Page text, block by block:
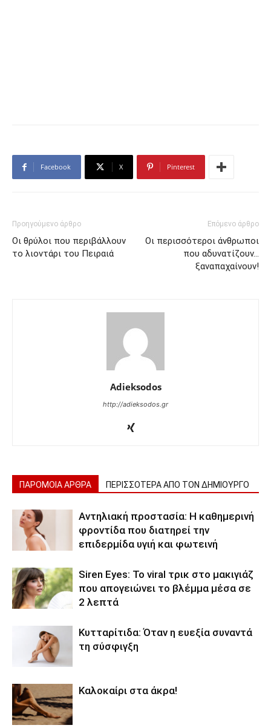
Facebook X Pinterest
Προηγούμενο άρθρο
Οι θρύλοι που περιβάλλουν
το λιοντάρι του Πειραιά
Επόμενο άρθρο
Οι περισσότεροι άνθρωποι
που αδυνατίζουν…
ξαναπαχαίνουν!
Adieksodos
http://adieksodos.gr
ΠΑΡΟΜΟΙΑ ΑΡΘΡΑ ΠΕΡΙΣΣΟΤΕΡΑ ΑΠΟ ΤΟΝ ΔΗΜΙΟΥΡΓΟ
Αντηλιακή προστασία: Η καθημερινή
φροντίδα που διατηρεί την
επιδερμίδα υγιή και φωτεινή
Siren Eyes: Το viral τρικ στο μακιγιάζ
που απογειώνει το βλέμμα μέσα σε
2 λεπτά
Κυτταρίτιδα: Όταν η ευεξία συναντά
τη σύσφιγξη
Καλοκαίρι στα άκρα!